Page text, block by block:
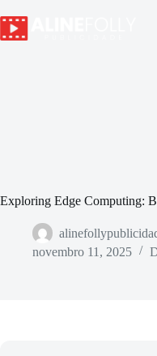
Exploring Edge Computing:
novembro 11, 2025